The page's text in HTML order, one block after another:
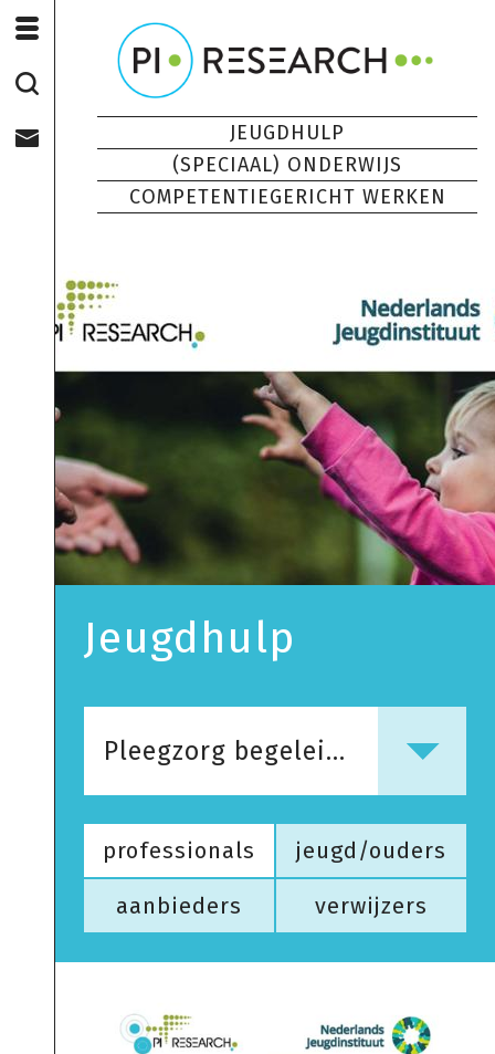
JEUGDHULP
(SPECIAAL) ONDERWIJS
COMPETENTIEGERICHT WERKEN
Jeugdhulp
Pleegzorg begeleiden is een vak! Een methodiekhandleiding voor professionals werkzaam binnen de pleegzorg.
professionals jeugd/ouders
aanbieders verwijzers